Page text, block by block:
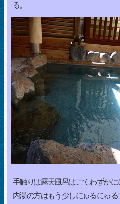
る。
手触りは露天風呂はごくわずかに
内湯の方はもう少しにゅるにゅ